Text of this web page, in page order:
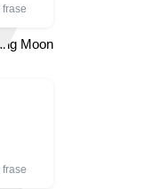
frase
Moon
frase